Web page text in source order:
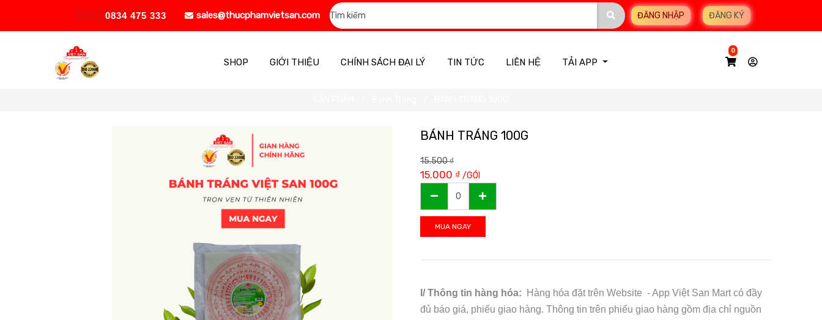
0834 475 333 sales@thucphamvietsan.com ĐĂNG NHẬP ĐĂNG KÝ
SHOP GIỚI THIỆU CHÍNH SÁCH ĐẠI LÝ TIN TỨC LIÊN HỆ TẢI APP
0
BÁNH TRÁNG 100G
15.500₫
15.000 ₫ /GÓI
MUA NGAY
I/ Thông tin hàng hóa:
Hàng hóa đặt trên Website - App Việt San Mart có đầy
đủ báo giá, phiếu giao hàng. Thông tin trên phiếu giao hàng gồm địa chỉ nguồn